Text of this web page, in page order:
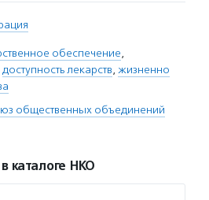
обеспечение,
доступность лекарств, жизненно
общественных объединений
каталоге НКО